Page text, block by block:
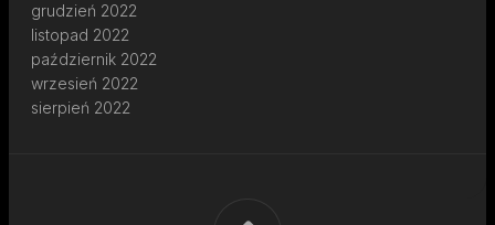
grudzień 2022
listopad 2022
październik 2022
wrzesień 2022
sierpień 2022